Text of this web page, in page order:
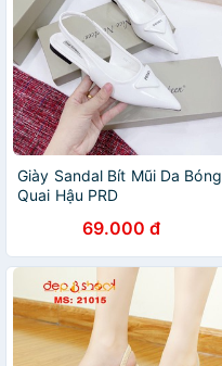
Giày Sandal Bít Mũi Da Bóng
Quai Hậu PRD
69.000 đ